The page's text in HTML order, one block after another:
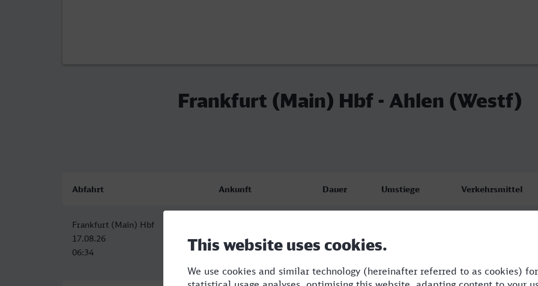
Frankfurt (Main) Hbf - Ahlen (Westf)
Abfahrt Ankunft Dauer Umstiege Verkehrsmittel
Frankfurt (Main) Hbf
17.08.26
06:34
17.08.26
09:46